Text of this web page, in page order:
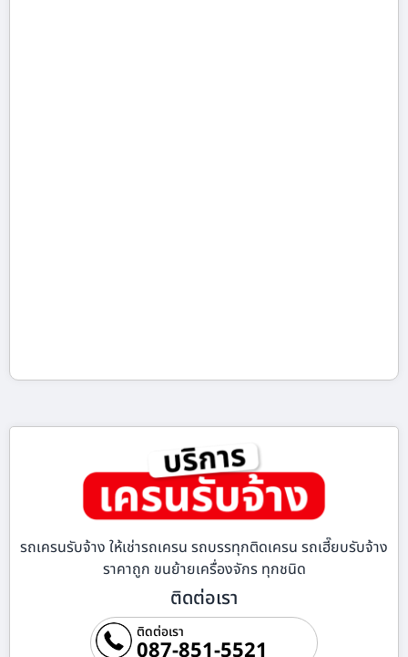
รถเครนรับจ้าง ให้เช่ารถเครน รถบรรทุกติดเครน รถเฮี๊ยบรับจ้าง
ราคาถูก ขนย้ายเครื่องจักร ทุกชนิด
ติดต่อเรา
ติดต่อเรา
087-851-5521